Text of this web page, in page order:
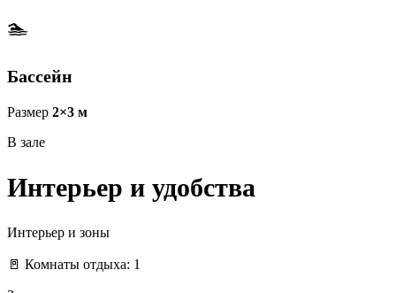
🏊
Бассейн
Размер 2×3 м
В зале
Интерьер и удобства
Интерьер и зоны
🚪 Комнаты отдыха: 1